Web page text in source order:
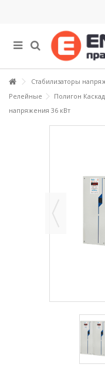
Стабилизаторы
Релейные
Полигон
напряжения 36 кВт